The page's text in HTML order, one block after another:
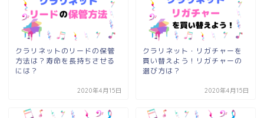
クラリネットのリードの保管
方法は？寿命を長持ちさせる
には？
2020年4月15日
クラリネット・リガチャーを
買い替えよう！リガチャーの
選び方は？
2020年4月15日